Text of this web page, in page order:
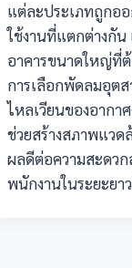
แต่ละประเภทถูกอ
ใช้งานที่แตกต่างกัน
อาคารขนาดใหญ่ที่
การเลือกพัดลมอุต
ไหลเวียนของอากา
ช่วยสร้างสภาพแวด
ผลดีต่อความสะดว
พนักงานในระยะยา